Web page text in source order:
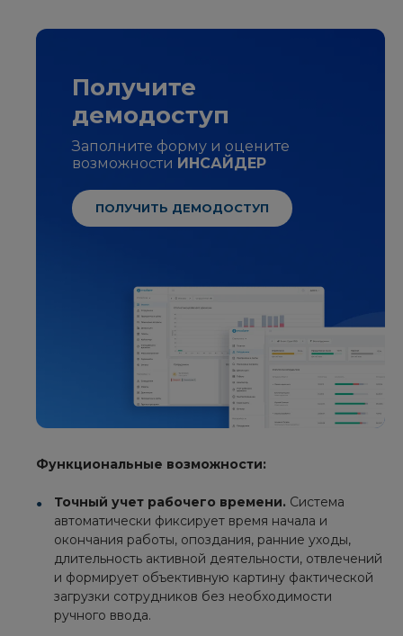
Получите
демодоступ
Заполните форму и оцените
возможности ИНСАЙДЕР
ПОЛУЧИТЬ ДЕМОДОСТУП
Функциональные возможности:
Точный учет рабочего времени. Система
автоматически фиксирует время начала и
окончания работы, опоздания, ранние уходы,
длительность активной деятельности, отвлечений
и формирует объективную картину фактической
загрузки сотрудников без необходимости
ручного ввода.